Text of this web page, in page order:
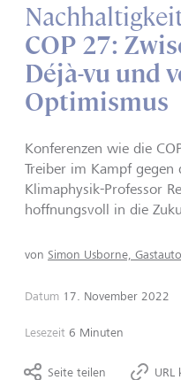
COP 27:
Déjà-vu und
Optimismus
Konferenzen wie die
Treiber im Kampf
Klimaphysik-Professor
hoffnungsvoll in die
von Simon Usborne,
Datum 17. November 2022
Lesezeit 6 Minuten
Seite teilen URL